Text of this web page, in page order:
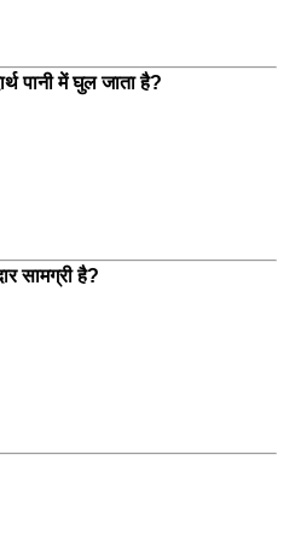
पानी में घुल जाता है?
सामग्री है?